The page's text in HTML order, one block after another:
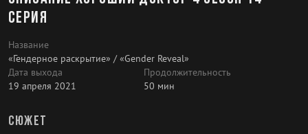
серия
Название
«Гендерное раскрытие» / «Gender Reveal»
Дата выхода
19 апреля 2021
Продолжительность
50 мин
Сюжет